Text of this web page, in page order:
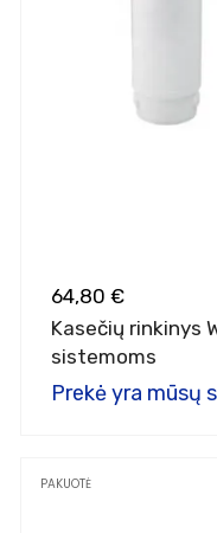
64,80 €
Kasečių rinkinys
sistemoms
Prekė yra mūsų
PAKUOTĖ